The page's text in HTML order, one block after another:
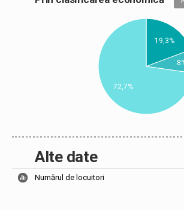
19,3%
72,7%
Alte date
Numărul de locuitori